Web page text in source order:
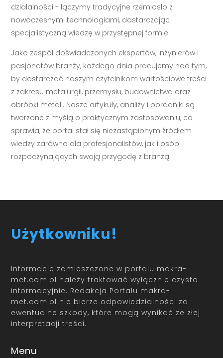
działalności - łączymy tradycyjne rzemiosło z
nowoczesnymi technologiami, dostarczając
specjalistyczną wiedzę w przystępnej formie.
Jako zespół doświadczonych ekspertów, inżynierów i
pasjonatów branży, każdego dnia pracujemy nad tym,
by dostarczać naszym czytelnikom wartościowe treści
z zakresu metalurgii, przemysłu, budownictwa oraz
obróbki metali. Nasze artykuły, analizy i poradniki są
tworzone z myślą o praktycznym zastosowaniu, co
sprawia, że portal stał się niezastąpionym źródłem
wiedzy zarówno dla profesjonalistów, jak i osób
rozpoczynających swoją przygodę z branżą.
Użytkowniku!
Informacje zamieszczone w portalu makra-
met.com.pl należy traktować wyłącznie czysto
informacyjnie. Redakcja Portalu makra-
met.com.pl nie bierze odpowiedzialności za
ewentualne szkody, które mogą wynikać ze złej
interpretacji treści.
Menu